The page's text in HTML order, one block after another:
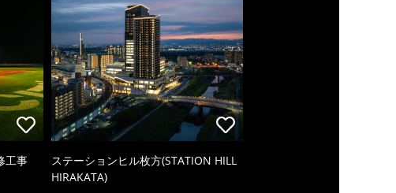
工事
ステーションヒル枚方(STATION HILL
HIRAKATA)